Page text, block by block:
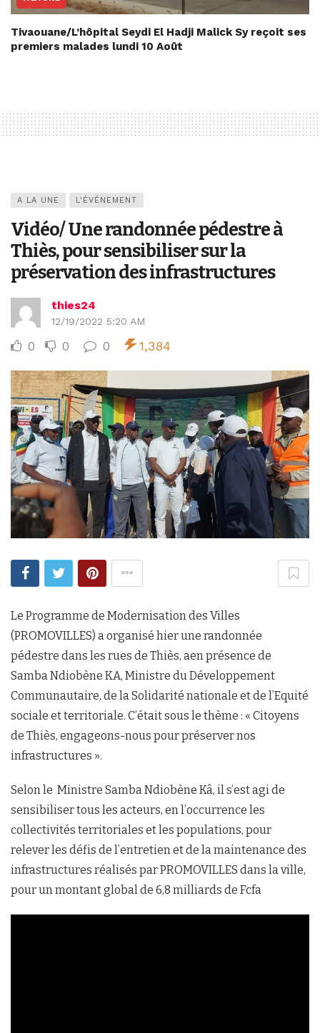
Tivaouane/L’hôpital Seydi El Hadji Malick Sy reçoit ses
premiers malades lundi 10 Août
A LA UNE L'ÉVÉNEMENT
Vidéo/ Une randonnée pédestre à
Thiès, pour sensibiliser sur la
préservation des infrastructures
thies24
12/19/2022 5:20 AM
0 0 0 1,384
Le Programme de Modernisation des Villes
(PROMOVILLES) a organisé hier une randonnée
pédestre dans les rues de Thiès, aen présence de
Samba Ndiobène KA, Ministre du Développement
Communautaire, de la Solidarité nationale et de l’Equité
sociale et territoriale. C’était sous le thème : « Citoyens
de Thiès, engageons-nous pour préserver nos
infrastructures ».
Selon le Ministre Samba Ndiobène Kâ, il s’est agi de
sensibiliser tous les acteurs, en l’occurrence les
collectivités territoriales et les populations, pour
relever les défis de l’entretien et de la maintenance des
infrastructures réalisés par PROMOVILLES dans la ville,
pour un montant global de 6,8 milliards de Fcfa